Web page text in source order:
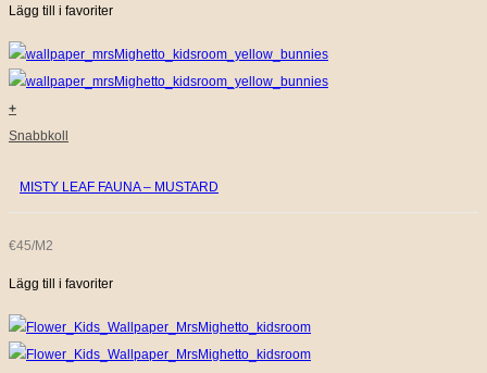
Lägg till i favoriter
+
Snabbkoll
MISTY LEAF FAUNA – MUSTARD
€45/M2
Lägg till i favoriter